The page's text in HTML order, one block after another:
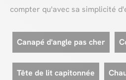
compter qu'avec sa simplicité
Canapé d'angle pas cher
Tête de lit capitonnée